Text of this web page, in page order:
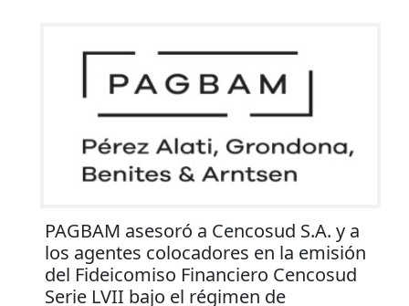
PAGBAM asesoró a Cencosud S.A. y a
los agentes colocadores en la emisión
del Fideicomiso Financiero Cencosud
Serie LVII bajo el régimen de